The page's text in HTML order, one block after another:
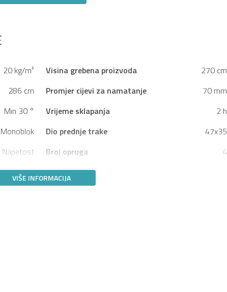
20 kg/m² Visina grebena proizvoda
270 cm
286 cm Promjer cijevi za namatanje
70 mm
Min 30 ° Vrijeme sklapanja
2 h
Monoblok Dio prednje trake
47x35
Napetost Broj opruga 4
VIŠE INFORMACIJA